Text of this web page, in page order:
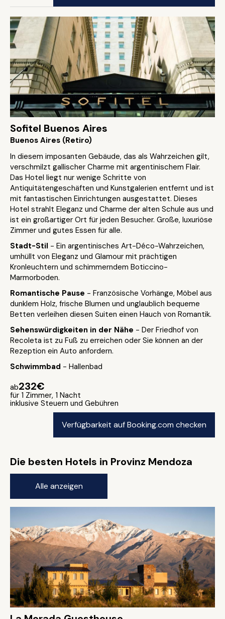
Sofitel Buenos Aires
Buenos Aires (Retiro)
In diesem imposanten Gebäude, das als Wahrzeichen gilt,
verschmilzt gallischer Charme mit argentinischem Flair.
Das Hotel liegt nur wenige Schritte von
Antiquitätengeschäften und Kunstgalerien entfernt und ist
mit fantastischen Einrichtungen ausgestattet. Dieses
Hotel strahlt Eleganz und Charme der alten Schule aus und
ist ein großartiger Ort für jeden Besucher. Große, luxuriöse
Zimmer und gutes Essen für alle.
Stadt-Stil - Ein argentinisches Art-Déco-Wahrzeichen,
umhüllt von Eleganz und Glamour mit prächtigen
Kronleuchtern und schimmerndem Boticcino-
Marmorboden.
Romantische Pause - Französische Vorhänge, Möbel aus
dunklem Holz, frische Blumen und unglaublich bequeme
Betten verleihen diesen Suiten einen Hauch von Romantik.
Sehenswürdigkeiten in der Nähe - Der Friedhof von
Recoleta ist zu Fuß zu erreichen oder Sie können an der
Rezeption ein Auto anfordern.
Schwimmbad - Hallenbad
ab232€
für 1 Zimmer, 1 Nacht
inklusive Steuern und Gebühren
Verfügbarkeit auf Booking.com checken
Die besten Hotels in Provinz Mendoza
Alle anzeigen